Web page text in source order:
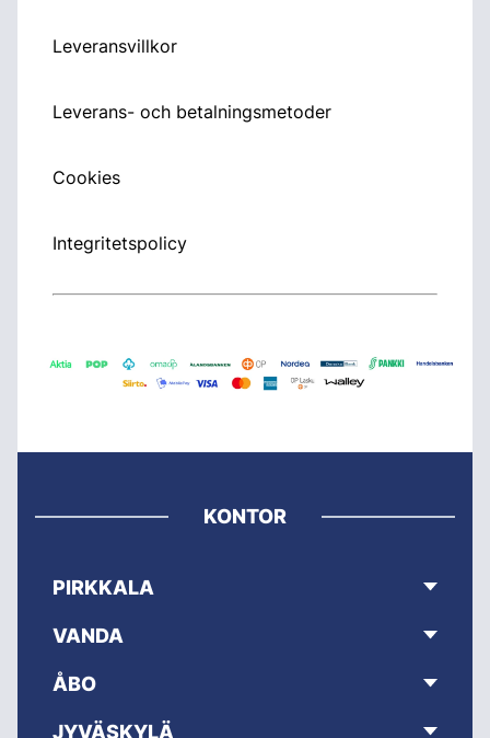
Leveransvillkor
Leverans- och betalningsmetoder
Cookies
Integritetspolicy
KONTOR
PIRKKALA
VANDA
ÅBO
JYVÄSKYLÄ